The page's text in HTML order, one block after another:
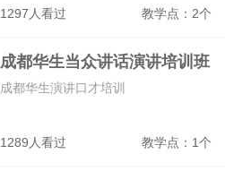
1297人看过 教学点：2个
成都华生当众讲话演讲培训班
1289人看过 教学点：1个
成都华生演讲口才培训